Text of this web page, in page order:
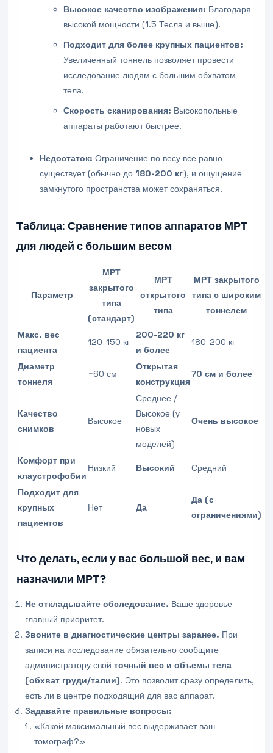
Высокое качество изображения: Благодаря
высокой мощности (1.5 Тесла и выше).
Подходит для более крупных пациентов:
Увеличенный тоннель позволяет провести
исследование людям с большим обхватом
тела.
Скорость сканирования: Высокопольные
аппараты работают быстрее.
Недостаток: Ограничение по весу все равно
существует (обычно до180-200 кг), и ощущение
замкнутого пространства может сохраняться.
Таблица: Сравнение типов аппаратов МРТ
для людей с большим весом
Параметр
МРТ
закрытого
типа
(стандарт)
МРТ
открытого
типа
МРТ закрытого
типа с широким
тоннелем
Макс. вес
пациента
120-150 кг
200-220 кг
и более
180-200 кг
Диаметр
тоннеля
~60 см
Открытая
конструкция
70 см и более
Качество
снимков
Высокое
Среднее /
Высокое (у
новых
моделей)
Очень высокое
Комфорт при
клаустрофобии
Низкий Высокий Средний
Подходит для
крупных
пациентов
Нет Да
Да (с
ограничениями)
Что делать, если у вас большой вес, и вам
назначили МРТ?
Не откладывайте обследование. Ваше здоровье —
главный приоритет.
Звоните в диагностические центры заранее. При
записи на исследование обязательно сообщите
администратору свойточный вес и объемы тела
(обхват груди/талии). Это позволит сразу определить,
есть ли в центре подходящий для вас аппарат.
Задавайте правильные вопросы:
«Какой максимальный вес выдерживает ваш
томограф?»